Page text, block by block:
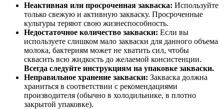
Неактивная или просроченная закваска: Используйте
только свежую и активную закваску. Просроченные
культуры теряют свою жизнеспособность.
Недостаточное количество закваски: Если вы
используете слишком мало закваски для данного объема
молока, бактериям может не хватить сил, чтобы
сквасить всю жидкость до желаемой консистенции.
Всегда следуйте инструкциям на упаковке закваски.
Неправильное хранение закваски: Закваска должна
храниться в соответствии с рекомендациями
производителя (обычно в холодильнике, в плотно
закрытой упаковке).